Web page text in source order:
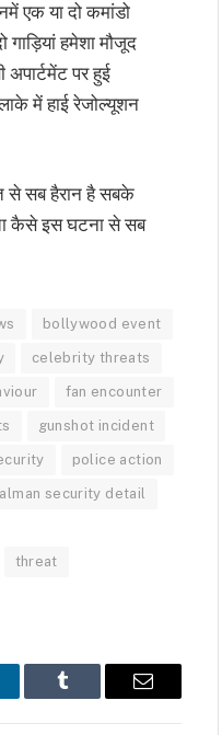
एक या दो कमांडो
हमेशा मौजूद
पर हुई
में हाई रेजोल्यूशन
से सब हैरान है सबके
कैसे इस घटना से सब
bollywood event
celebrity threats
fan encounter
gunshot incident
police action
security detail
threat
Tumblr Email